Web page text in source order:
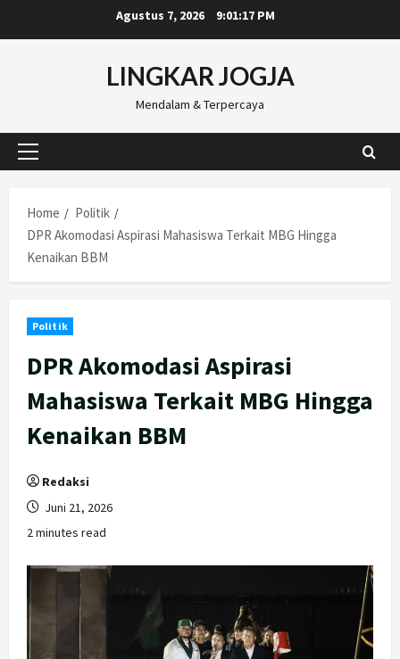
to
Agustus 7, 2026 9:01:18 PM
LINGKAR JOGJA
Mendalam & Terpercaya
Primary
Home
Politik
DPR Akomodasi Aspirasi Mahasiswa Terkait MBG Hingga
Kenaikan BBM
Politik
DPR Akomodasi Aspirasi
Mahasiswa Terkait MBG Hingga
Kenaikan BBM
Redaksi
Juni 21, 2026
2 minutes read